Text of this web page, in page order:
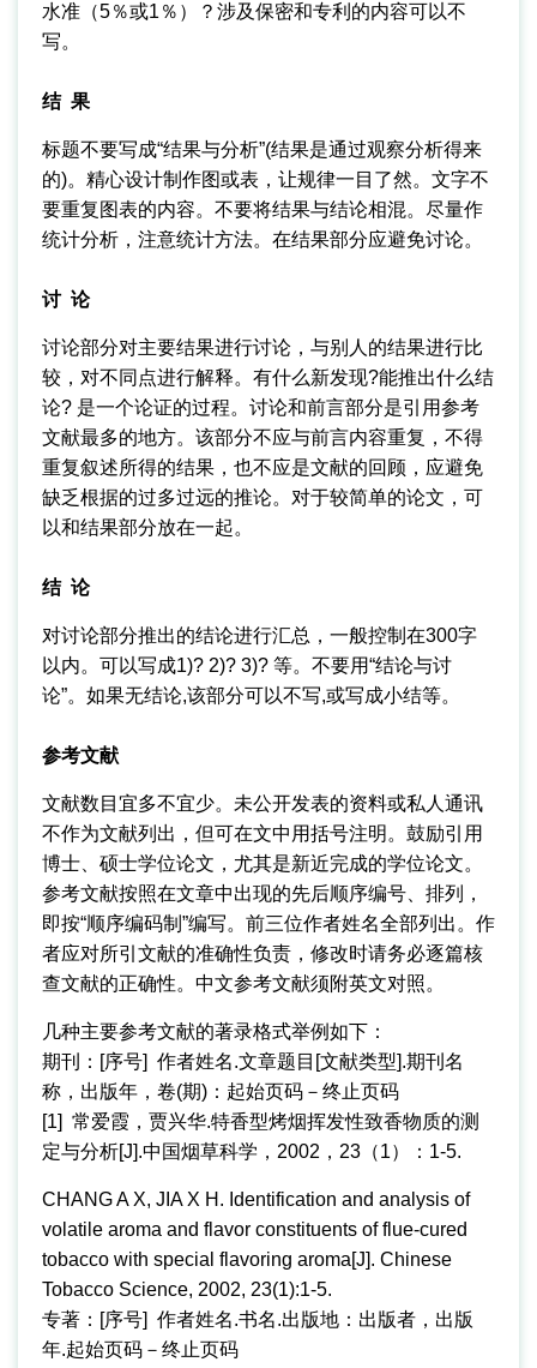
水准（5％或1％）？涉及保密和专利的内容可以不
写。
结 果
标题不要写成“结果与分析”(结果是通过观察分析得来
的)。精心设计制作图或表，让规律一目了然。文字不
要重复图表的内容。不要将结果与结论相混。尽量作
统计分析，注意统计方法。在结果部分应避免讨论。
讨 论
讨论部分对主要结果进行讨论，与别人的结果进行比
较，对不同点进行解释。有什么新发现?能推出什么结
论? 是一个论证的过程。讨论和前言部分是引用参考
文献最多的地方。该部分不应与前言内容重复，不得
重复叙述所得的结果，也不应是文献的回顾，应避免
缺乏根据的过多过远的推论。对于较简单的论文，可
以和结果部分放在一起。
结 论
对讨论部分推出的结论进行汇总，一般控制在300字
以内。可以写成1)? 2)? 3)? 等。不要用“结论与讨
论”。如果无结论,该部分可以不写,或写成小结等。
参考文献
文献数目宜多不宜少。未公开发表的资料或私人通讯
不作为文献列出，但可在文中用括号注明。鼓励引用
博士、硕士学位论文，尤其是新近完成的学位论文。
参考文献按照在文章中出现的先后顺序编号、排列，
即按“顺序编码制”编写。前三位作者姓名全部列出。作
者应对所引文献的准确性负责，修改时请务必逐篇核
查文献的正确性。中文参考文献须附英文对照。
几种主要参考文献的著录格式举例如下：
期刊：[序号] 作者姓名.文章题目[文献类型].期刊名
称，出版年，卷(期)：起始页码－终止页码
[1] 常爱霞，贾兴华.特香型烤烟挥发性致香物质的测
定与分析[J].中国烟草科学，2002，23（1）：1-5.
CHANG A X, JIA X H. Identification and analysis of
volatile aroma and flavor constituents of flue-cured
tobacco with special flavoring aroma[J]. Chinese
Tobacco Science, 2002, 23(1):1-5.
专著：[序号] 作者姓名.书名.出版地：出版者，出版
年.起始页码－终止页码